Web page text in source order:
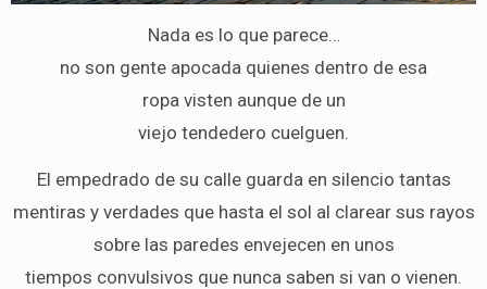
Nada es lo que parece…
no son gente apocada quienes dentro de esa
ropa visten aunque de un
viejo tendedero cuelguen.
El empedrado de su calle guarda en silencio tantas
mentiras y verdades que hasta el sol al clarear sus rayos
sobre las paredes envejecen en unos
tiempos convulsivos que nunca saben si van o vienen.